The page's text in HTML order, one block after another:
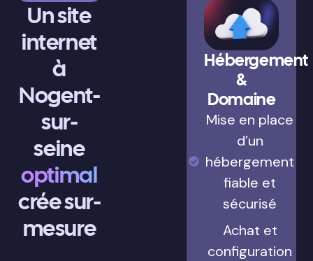
Un site
internet
à
Nogent-
sur-
seine
optimal
crée sur-
mesure
Hébergement
&
Domaine
Mise en place
d’un
hébergement
fiable et
sécurisé
Achat et
configuration